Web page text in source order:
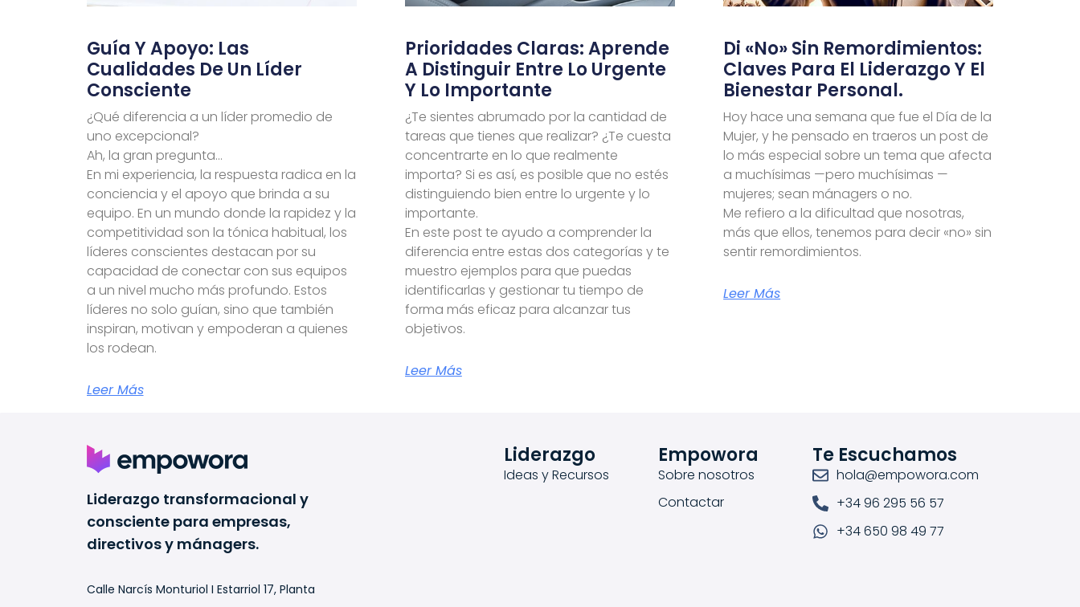
Guía Y Apoyo: Las
Cualidades De Un Líder
Consciente
¿Qué diferencia a un líder promedio de
uno excepcional?
Ah, la gran pregunta…
En mi experiencia, la respuesta radica en la
conciencia y el apoyo que brinda a su
equipo. En un mundo donde la rapidez y la
competitividad son la tónica habitual, los
líderes conscientes destacan por su
capacidad de conectar con sus equipos
a un nivel mucho más profundo. Estos
líderes no solo guían, sino que también
inspiran, motivan y empoderan a quienes
los rodean.
Leer Más
Prioridades Claras: Aprende
A Distinguir Entre Lo Urgente
Y Lo Importante
¿Te sientes abrumado por la cantidad de
tareas que tienes que realizar? ¿Te cuesta
concentrarte en lo que realmente
importa? Si es así, es posible que no estés
distinguiendo bien entre lo urgente y lo
importante.
En este post te ayudo a comprender la
diferencia entre estas dos categorías y te
muestro ejemplos para que puedas
identificarlas y gestionar tu tiempo de
forma más eficaz para alcanzar tus
objetivos.
Leer Más
Di «No» Sin Remordimientos:
Claves Para El Liderazgo Y El
Bienestar Personal.
Hoy hace una semana que fue el Día de la
Mujer, y he pensado en traeros un post de
lo más especial sobre un tema que afecta
a muchísimas —pero muchísimas —
mujeres; sean mánagers o no.
Me refiero a la dificultad que nosotras,
más que ellos, tenemos para decir «no» sin
sentir remordimientos.
Leer Más
Liderazgo transformacional y
consciente para empresas,
directivos y mánagers.
Calle Narcís Monturiol I Estarriol 17, Planta
Liderazgo
Ideas y Recursos
Empowora
Sobre nosotros
Contactar
Te Escuchamos
hola@empowora.com
+34 96 295 56 57
+34 650 98 49 77